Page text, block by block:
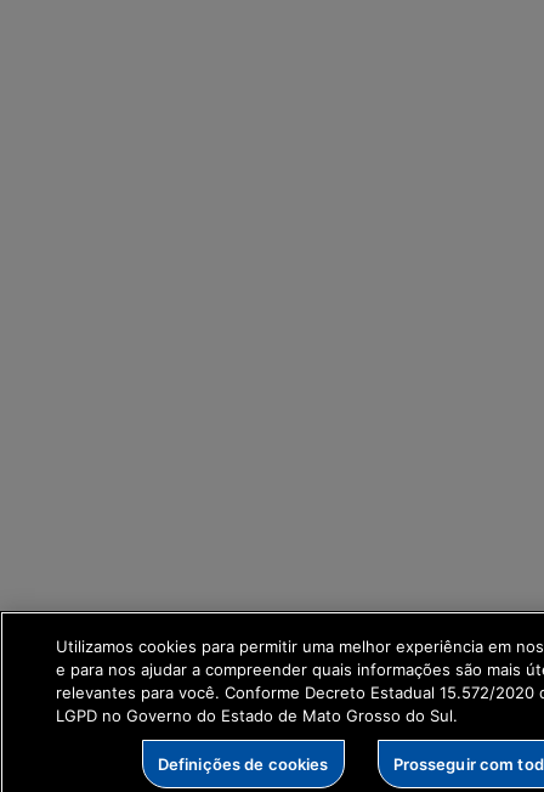
Utilizamos cookies para permitir uma melhor experiência em
e para nos ajudar a compreender quais informações são mais
relevantes para você. Conforme Decreto Estadual 15.572/2020
LGPD no Governo do Estado de Mato Grosso do Sul.
Definições de cookies Prosseguir com